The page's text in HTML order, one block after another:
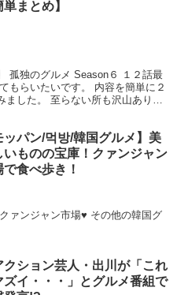
単まとめ】
孤独のグルメ Season６ １２話最
もらいたいです。 内容を簡単に２
した。 至らない所も沢山ありま
ッパン/먹방/韓国グルメ】美
いものの宝庫！クァンジャン
で食べ歩き！
ァンジャン市場♥ その他の韓国グ
クション芸人・出川が「これ
ズイ・・・」とグルメ番組で